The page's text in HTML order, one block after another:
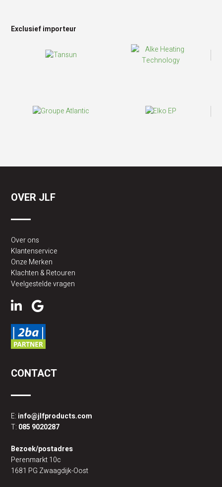
Exclusief importeur
OVER JLF
Over ons
Klantenservice
Onze Merken
Klachten & Retouren
Veelgestelde vragen
CONTACT
E: info@jlfproducts.com
T: 085 9020287
Bezoek/postadres
Perenmarkt 10c
1681 PG Zwaagdijk-Oost